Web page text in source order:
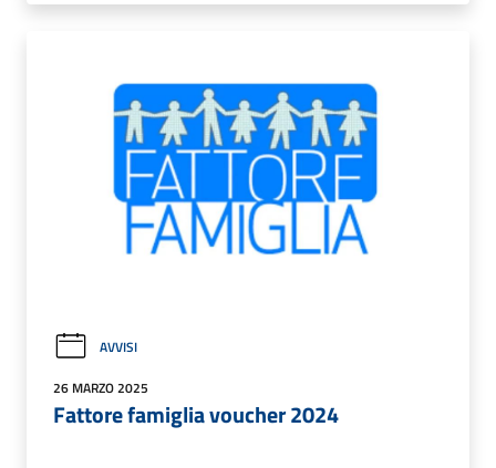
AVVISI
26 MARZO 2025
Fattore famiglia voucher 2024